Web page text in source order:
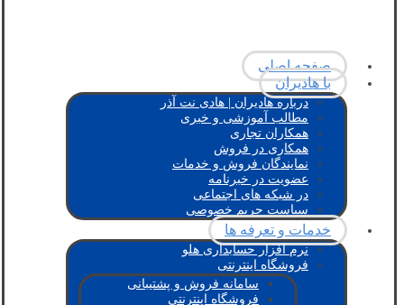
صفحه اصلی
با هادیران
درباره هادیران | هادی نت آذر
مطالب آموزشی و خبری
همکاران تجاری
همکاری در فروش
نمایندگان فروش و خدمات
عضویت در خبرنامه
در شبکه های اجتماعی
سیاست حریم خصوصی
خدمات و تعرفه ها
نرم افزار حسابداری هلو
فروشگاه اینترنتی
سامانه فروش و پشتیبانی
فروشگاه اینترنتی